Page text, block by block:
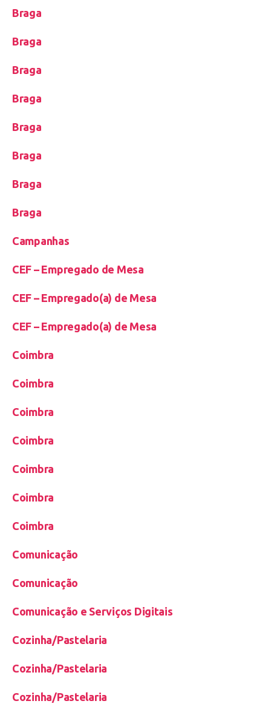
Braga
Braga
Braga
Braga
Braga
Braga
Braga
Braga
Campanhas
CEF – Empregado de Mesa
CEF – Empregado(a) de Mesa
CEF – Empregado(a) de Mesa
Coimbra
Coimbra
Coimbra
Coimbra
Coimbra
Coimbra
Coimbra
Comunicação
Comunicação
Comunicação e Serviços Digitais
Cozinha/Pastelaria
Cozinha/Pastelaria
Cozinha/Pastelaria